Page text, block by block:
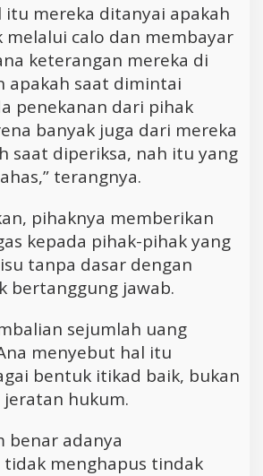
itu mereka ditanyai apakah
melalui calo dan membayar
keterangan mereka di
apakah saat dimintai
penekanan dari pihak
banyak juga dari mereka
saat diperiksa, nah itu yang
terangnya.
pihaknya memberikan
kepada pihak-pihak yang
tanpa dasar dengan
bertanggung jawab.
sejumlah uang
menyebut hal itu
bentuk itikad baik, bukan
hukum.
benar adanya
menghapus tindak